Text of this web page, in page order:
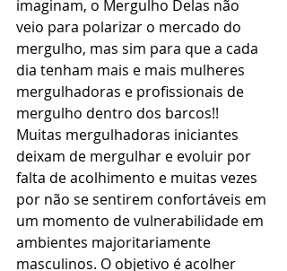
imaginam, o Mergulho Delas não
veio para polarizar o mercado do
mergulho, mas sim para que a cada
dia tenham mais e mais mulheres
mergulhadoras e profissionais de
mergulho dentro dos barcos!!
Muitas mergulhadoras iniciantes
deixam de mergulhar e evoluir por
falta de acolhimento e muitas vezes
por não se sentirem confortáveis em
um momento de vulnerabilidade em
ambientes majoritariamente
masculinos. O objetivo é acolher